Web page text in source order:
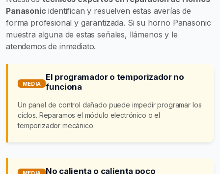
Panasonic identifican y resuelven estas averías de
forma profesional y garantizada. Si su horno Panasonic
muestra alguna de estas señales, llámenos y le
atendemos de inmediato.
MEDIA
El programador o temporizador no
funciona
Un panel de control dañado puede impedir programar los
ciclos. Reparamos el módulo electrónico o el
temporizador mecánico.
No calienta o calienta poco